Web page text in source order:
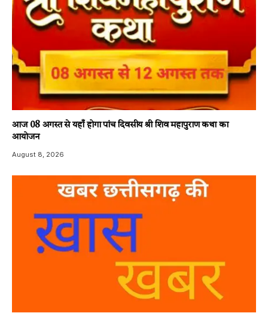
आज 08 अगस्त से यहाँ होगा पांच दिवसीय श्री शिव महापुराण कथा का
आयोजन
August 8, 2026